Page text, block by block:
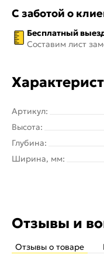
С заботой о
Бесплатный
Составим лист
Артикул:
Высота:
Глубина:
Ширина, мм:
Отзывы и
Отзывы о товаре